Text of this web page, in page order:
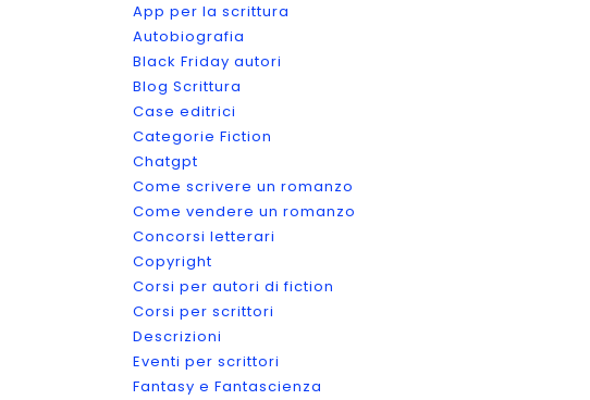
App per la scrittura
Autobiografia
Black Friday autori
Blog Scrittura
Case editrici
Categorie Fiction
Chatgpt
Come scrivere un romanzo
Come vendere un romanzo
Concorsi letterari
Copyright
Corsi per autori di fiction
Corsi per scrittori
Descrizioni
Eventi per scrittori
Fantasy e Fantascienza